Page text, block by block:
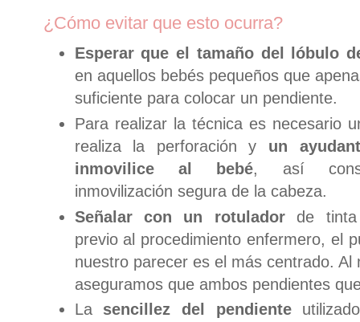
¿Cómo evitar que esto ocurra?
Esperar que el tamaño del lóbulo
en aquellos bebés pequeños que
suficiente para colocar un pendiente.
Para realizar la técnica es necesario
realiza la perforación y un
inmovilice al bebé, así
inmovilización segura de la cabeza.
Señalar con un rotulador de
previo al procedimiento enfermero, el
nuestro parecer es el más centrado. Al
aseguramos que ambos pendientes
Lasencillez del pendiente